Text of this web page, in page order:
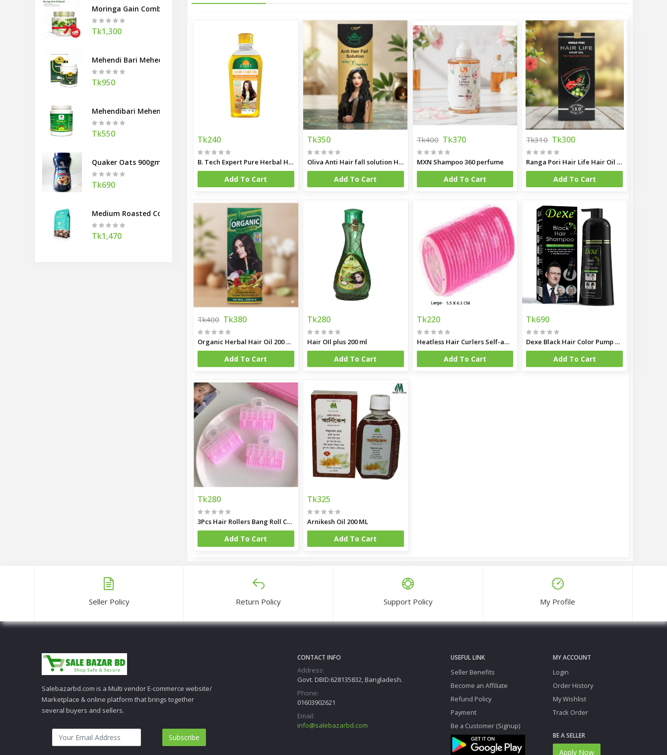
Moringa Gain Combo Offer
Tk1,300
Mehendi Bari Mehedi Hair Pack 400gm
Tk950
Mehendibari Mehendi Hair Pack 200gm
Tk550
Quaker Oats 900gm
Tk690
Medium Roasted Coffee Beans Bancoff 500gm
Tk1,470
Tk240
B. Tech Expert Pure Herbal Hair Care Oil
Add To Cart
Tk350
Oliva Anti Hair fall solution Hair oil 200 ML
Add To Cart
Tk400 Tk370
MXN Shampoo 360 perfume
Add To Cart
Tk310 Tk300
Ranga Pori Hair Life Hair Oil 200ML
Add To Cart
Tk400 Tk380
Organic Herbal Hair Oil 200 ML
Add To Cart
Tk280
Hair OIl plus 200 ml
Add To Cart
Tk220
Heatless Hair Curlers Self-adhesive Heatless Hair Rollers
Add To Cart
Tk690
Dexe Black Hair Color Pump Dye Shampoo
Add To Cart
Tk280
3Pcs Hair Rollers Bang Roll Curler Hair Curler
Add To Cart
Tk325
Arnikesh Oil 200 ML
Add To Cart
Seller Policy Return Policy Support Policy My Profile
Salebazarbd.com is a Multi vendor E-commerce website/
Marketplace & online platform that brings together
several buyers and sellers.
Subscribe
CONTACT INFO
Address:
Govt. DBID:628135832, Bangladesh.
Phone:
01603902621
Email:
info@salebazarbd.com
USEFUL LINK
Seller Benefits
Become an Affiliate
Refund Policy
Payment
Be a Customer (Signup)
MY ACCOUNT
Login
Order History
My Wishlist
Track Order
BE A SELLER
Apply Now